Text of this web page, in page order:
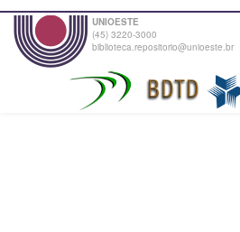
UNIOESTE
(45) 3220-3000
biblioteca.repositorio@unioeste.br